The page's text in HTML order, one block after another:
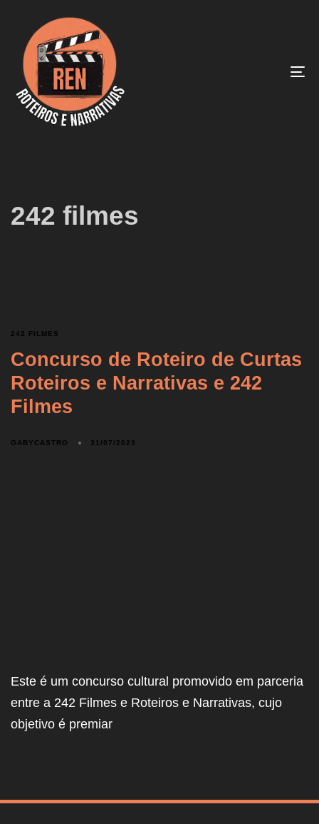
242 filmes
242 FILMES
Concurso de Roteiro de Curtas
Roteiros e Narrativas e 242
Filmes
GABYCASTRO 31/07/2023
Este é um concurso cultural promovido em parceria
entre a 242 Filmes e Roteiros e Narrativas, cujo
objetivo é premiar